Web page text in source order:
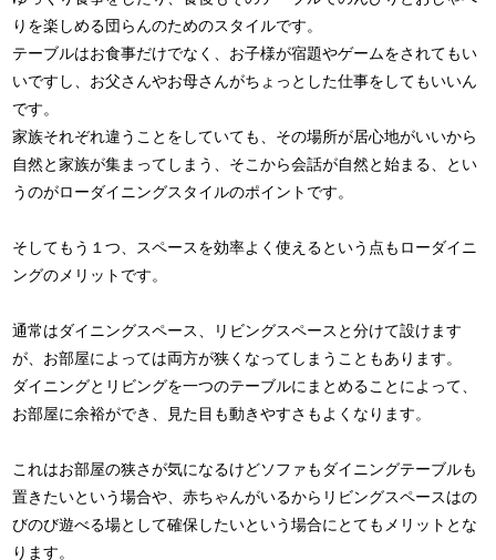
りを楽しめる団らんのためのスタイルです。
テーブルはお食事だけでなく、お子様が宿題やゲームをされてもい
いですし、お父さんやお母さんがちょっとした仕事をしてもいいん
です。
家族それぞれ違うことをしていても、その場所が居心地がいいから
自然と家族が集まってしまう、そこから会話が自然と始まる、とい
うのがローダイニングスタイルのポイントです。
そしてもう１つ、スペースを効率よく使えるという点もローダイニ
ングのメリットです。
通常はダイニングスペース、リビングスペースと分けて設けます
が、お部屋によっては両方が狭くなってしまうこともあります。
ダイニングとリビングを一つのテーブルにまとめることによって、
お部屋に余裕ができ、見た目も動きやすさもよくなります。
これはお部屋の狭さが気になるけどソファもダイニングテーブルも
置きたいという場合や、赤ちゃんがいるからリビングスペースはの
びのび遊べる場として確保したいという場合にとてもメリットとな
ります。